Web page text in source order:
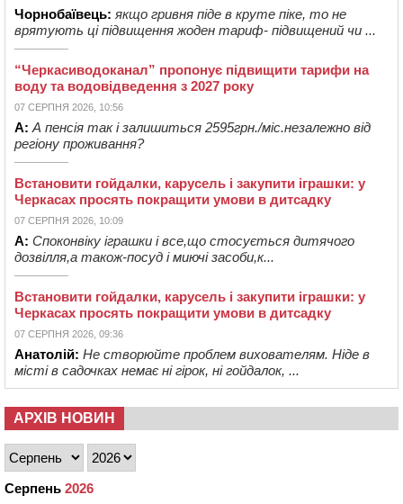
Чорнобаївець: якщо гривня піде в круте піке, то не
врятують ці підвищення жоден тариф- підвищений чи ...
“Черкасиводоканал” пропонує підвищити тарифи на
воду та водовідведення з 2027 року
07 СЕРПНЯ 2026, 10:56
А: А пенсія так і залишиться 2595грн./міс.незалежно від
регіону проживання?
Встановити гойдалки, карусель і закупити іграшки: у
Черкасах просять покращити умови в дитсадку
07 СЕРПНЯ 2026, 10:09
А: Споконвіку іграшки і все,що стосується дитячого
дозвілля,а також-посуд і миючі засоби,к...
Встановити гойдалки, карусель і закупити іграшки: у
Черкасах просять покращити умови в дитсадку
07 СЕРПНЯ 2026, 09:36
Анатолій: Не створюйте проблем вихователям. Ніде в
місті в садочках немає ні гірок, ні гойдалок, ...
АРХІВ НОВИН
Серпень 2026